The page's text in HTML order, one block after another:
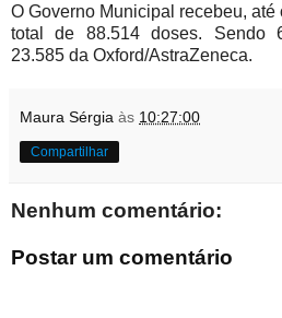
O Governo Municipal recebeu,
total de 88.514 doses. Sendo
23.585 da Oxford/AstraZeneca.
Maura Sérgia às 10:27:00
Compartilhar
Nenhum comentário:
Postar um comentário